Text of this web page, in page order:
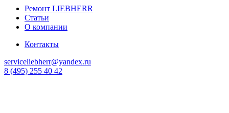
Ремонт LIEBHERR
Статьи
О компании
Контакты
serviceliebherr@yandex.ru
8 (495) 255 40 42